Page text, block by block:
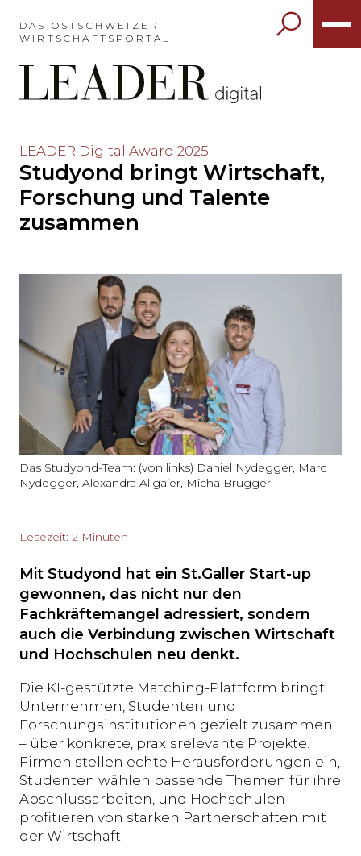
das
Hauptmenü
auslassen
und
Inhalt
springen?
DAS OSTSCHWEIZER
WIRTSCHAFTSPORTAL
Möchten
den
Hauptinhalt
auslassen
zum
LEADER Digital Award 2025
Studyond bringt Wirtschaft,
Forschung und Talente
zusammen
Das Studyond-Team: (von links) Daniel Nydegger, Marc
Nydegger, Alexandra Allgaier, Micha Brugger.
Lesezeit: 2 Minuten
Mit Studyond hat ein St.Galler Start-up
gewonnen, das nicht nur den
Fachkräftemangel adressiert, sondern
auch die Verbindung zwischen Wirtschaft
und Hochschulen neu denkt.
Die KI-gestützte Matching-Plattform bringt
Unternehmen, Studenten und
Forschungsinstitutionen gezielt zusammen
– über konkrete, praxisrelevante Projekte.
Firmen stellen echte Herausforderungen ein,
Studenten wählen passende Themen für ihre
Abschlussarbeiten, und Hochschulen
profitieren von starken Partnerschaften mit
der Wirtschaft.